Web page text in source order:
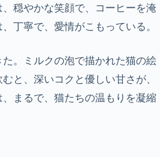
穏やかな笑顔で、コーヒーを淹
丁寧で、愛情がこもっている。
。ミルクの泡で描かれた猫の絵
と、深いコクと優しい甘さが、
まるで、猫たちの温もりを凝縮